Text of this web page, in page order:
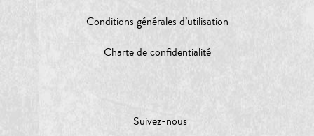
Conditions générales d’utilisation
Charte de confidentialité
Suivez-nous